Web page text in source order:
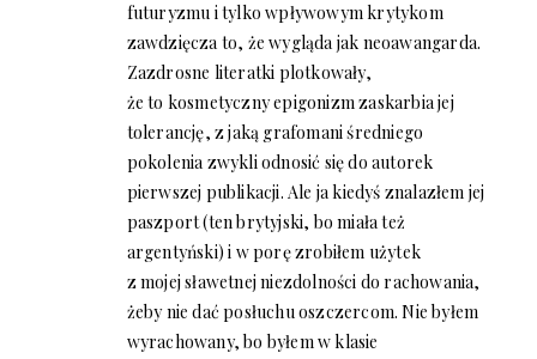
futuryzmu i tylko wpływowym krytykom
zawdzięcza to, że wygląda jak neoawangarda.
Zazdrosne literatki plotkowały,
że to kosmetyczny epigonizm zaskarbia jej
tolerancję, z jaką grafomani średniego
pokolenia zwykli odnosić się do autorek
pierwszej publikacji. Ale ja kiedyś znalazłem jej
paszport (ten brytyjski, bo miała też
argentyński) i w porę zrobiłem użytek
z mojej sławetnej niezdolności do rachowania,
żeby nie dać posłuchu oszczercom. Nie byłem
wyrachowany, bo byłem w klasie